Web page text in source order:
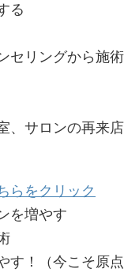
る
セリングから施術
、サロンの再来店
らをクリック
を増やす
す！（今こそ原点